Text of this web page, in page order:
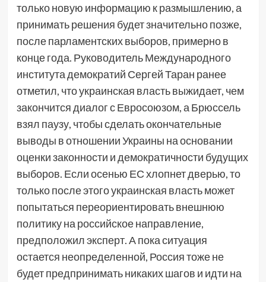
только новую информацию к размышлению, а
принимать решения будет значительно позже,
после парламентских выборов, примерно в
конце года. Руководитель Международного
института демократий Сергей Таран ранее
отметил, что украинская власть выжидает, чем
закончится диалог с Евросоюзом, а Брюссель
взял паузу, чтобы сделать окончательные
выводы в отношении Украины на основании
оценки законности и демократичности будущих
выборов. Если осенью ЕС хлопнет дверью, то
только после этого украинская власть может
попытаться переориентировать внешнюю
политику на российское направление,
предположил эксперт. А пока ситуация
остается неопределенной, Россия тоже не
будет предпринимать никаких шагов и идти на